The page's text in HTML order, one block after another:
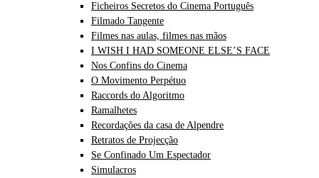
Ficheiros Secretos do Cinema Português
Filmado Tangente
Filmes nas aulas, filmes nas mãos
I WISH I HAD SOMEONE ELSE’S FACE
Nos Confins do Cinema
O Movimento Perpétuo
Raccords do Algoritmo
Ramalhetes
Recordações da casa de Alpendre
Retratos de Projecção
Se Confinado Um Espectador
Simulacros